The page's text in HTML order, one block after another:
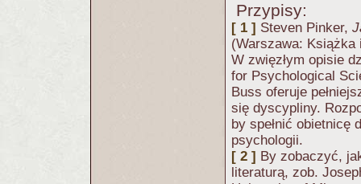
Przypisy:
[ 1 ] Steven Pinker,
(Warszawa: Książka
W zwięzłym opisie
for Psychological
Buss oferuje
się dyscypliny.
by spełnić obietnicę
psychologii.
[ 2 ] By zobaczyć,
literaturą, zob.